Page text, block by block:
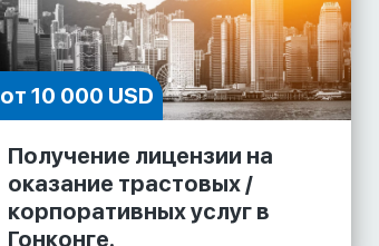
от 10 000 USD
Получение лицензии на
оказание трастовых /
корпоративных услуг в
Гонконге.